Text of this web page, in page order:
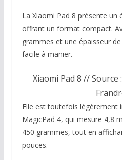
La Xiaomi Pad 8 présente un
offrant un format compact.
grammes et une épaisseur
facile à manier.
Xiaomi Pad 8 //
Elle est toutefois légèrement
MagicPad 4, qui mesure 4,8
450 grammes, tout en
pouces.